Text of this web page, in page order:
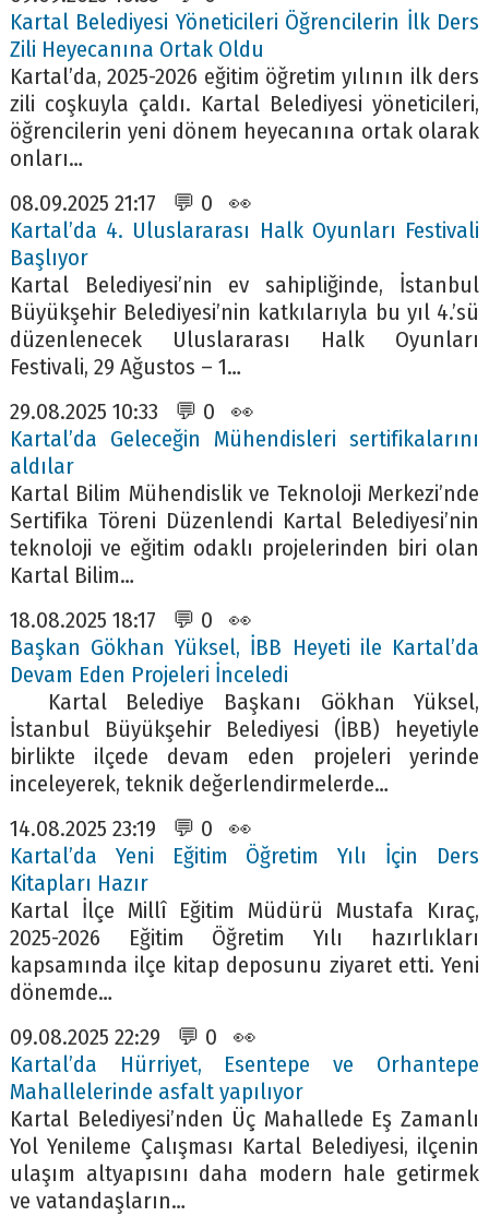
Kartal Belediyesi Yöneticileri Öğrencilerin İlk Ders
Zili Heyecanına Ortak Oldu
Kartal’da, 2025-2026 eğitim öğretim yılının ilk ders
zili coşkuyla çaldı. Kartal Belediyesi yöneticileri,
öğrencilerin yeni dönem heyecanına ortak olarak
onları…
08.09.2025 21:17 💬 0 👀
Kartal’da 4. Uluslararası Halk Oyunları Festivali
Başlıyor
Kartal Belediyesi’nin ev sahipliğinde, İstanbul
Büyükşehir Belediyesi’nin katkılarıyla bu yıl 4.’sü
düzenlenecek Uluslararası Halk Oyunları
Festivali, 29 Ağustos – 1…
29.08.2025 10:33 💬 0 👀
Kartal’da Geleceğin Mühendisleri sertifikalarını
aldılar
Kartal Bilim Mühendislik ve Teknoloji Merkezi’nde
Sertifika Töreni Düzenlendi Kartal Belediyesi’nin
teknoloji ve eğitim odaklı projelerinden biri olan
Kartal Bilim…
18.08.2025 18:17 💬 0 👀
Başkan Gökhan Yüksel, İBB Heyeti ile Kartal’da
Devam Eden Projeleri İnceledi
Kartal Belediye Başkanı Gökhan Yüksel,
İstanbul Büyükşehir Belediyesi (İBB) heyetiyle
birlikte ilçede devam eden projeleri yerinde
inceleyerek, teknik değerlendirmelerde…
14.08.2025 23:19 💬 0 👀
Kartal’da Yeni Eğitim Öğretim Yılı İçin Ders
Kitapları Hazır
Kartal İlçe Millî Eğitim Müdürü Mustafa Kıraç,
2025-2026 Eğitim Öğretim Yılı hazırlıkları
kapsamında ilçe kitap deposunu ziyaret etti. Yeni
dönemde…
09.08.2025 22:29 💬 0 👀
Kartal’da Hürriyet, Esentepe ve Orhantepe
Mahallelerinde asfalt yapılıyor
Kartal Belediyesi’nden Üç Mahallede Eş Zamanlı
Yol Yenileme Çalışması Kartal Belediyesi, ilçenin
ulaşım altyapısını daha modern hale getirmek
ve vatandaşların…